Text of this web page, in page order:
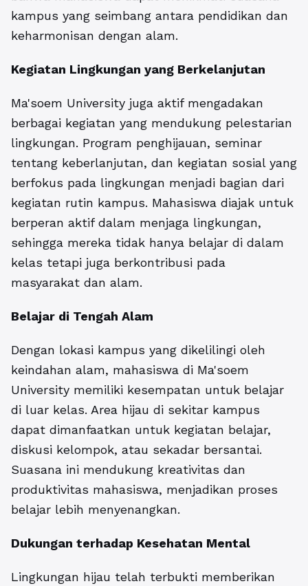
kampus yang seimbang antara pendidikan dan
keharmonisan dengan alam.
Kegiatan Lingkungan yang Berkelanjutan
Ma'soem University juga aktif mengadakan
berbagai kegiatan yang mendukung pelestarian
lingkungan. Program penghijauan, seminar
tentang keberlanjutan, dan kegiatan sosial yang
berfokus pada lingkungan menjadi bagian dari
kegiatan rutin kampus. Mahasiswa diajak untuk
berperan aktif dalam menjaga lingkungan,
sehingga mereka tidak hanya belajar di dalam
kelas tetapi juga berkontribusi pada
masyarakat dan alam.
Belajar di Tengah Alam
Dengan lokasi kampus yang dikelilingi oleh
keindahan alam, mahasiswa di Ma'soem
University memiliki kesempatan untuk belajar
di luar kelas. Area hijau di sekitar kampus
dapat dimanfaatkan untuk kegiatan belajar,
diskusi kelompok, atau sekadar bersantai.
Suasana ini mendukung kreativitas dan
produktivitas mahasiswa, menjadikan proses
belajar lebih menyenangkan.
Dukungan terhadap Kesehatan Mental
Lingkungan hijau telah terbukti memberikan